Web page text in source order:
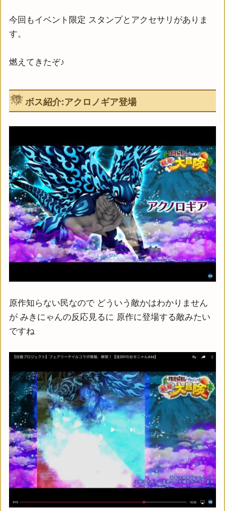
今回もイベント限定 スタンプとアクセサリがありま
す。
燃えてきたぞ♪
ボス紹介:アクロノギア登場
原作知らない民なので どういう敵かはわかりません
が みきにゃんの反応見るに 原作に登場する敵みたい
ですね